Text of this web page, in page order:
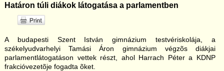
Határon túli diákok látogatása a parlamentben
A budapesti Szent István gimnázium testvériskolája, a
székelyudvarhelyi Tamási Áron gimnázium végzõs diákjai
parlamentlátogatáson vettek részt, ahol Harrach Péter a KDNP
frakcióvezetõje fogadta õket.